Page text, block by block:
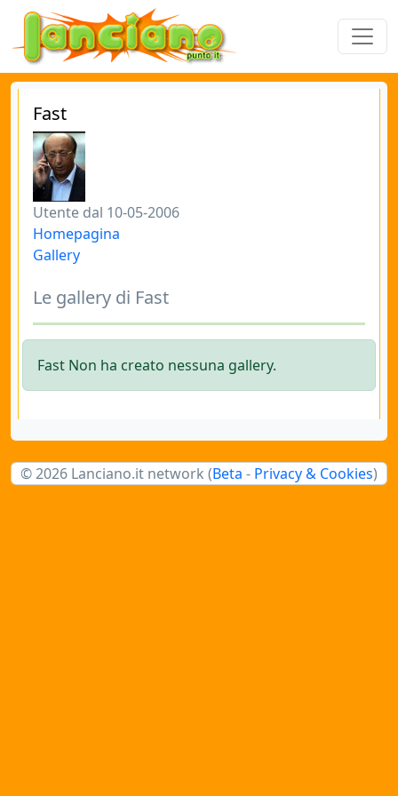
Fast
Utente dal 10-05-2006
Homepagina
Gallery
Le gallery di Fast
Fast Non ha creato nessuna gallery.
© 2026 Lanciano.it network (Beta - Privacy & Cookies)